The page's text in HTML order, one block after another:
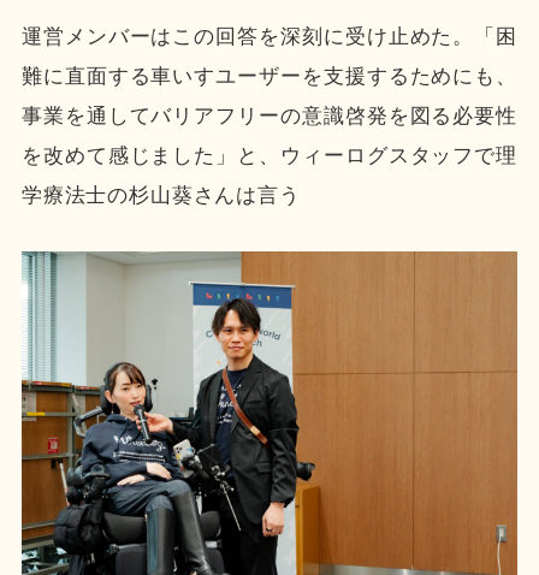
運営メンバーはこの回答を深刻に受け止めた。「困
難に直面する車いすユーザーを支援するためにも、
事業を通してバリアフリーの意識啓発を図る必要性
を改めて感じました」と、ウィーログスタッフで理
学療法士の杉山葵さんは言う